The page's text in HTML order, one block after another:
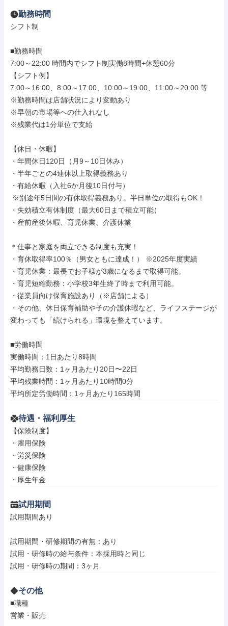
勤務時間
シフト制
■勤務時間
7:00～22:00 時間内でシフト制実働8時間+休憩60分
【シフト例】
7:00～16:00、8:00～17:00、10:00～19:00、11:00～20:00 等
※勤務時間は店舗状況により変動あり
※早朝の市場等への仕入れなし
※残業代は1分単位で支給
【休日・休暇】
・年間休日120日（月9～10日休み）
・半年ごとの4連休以上取得義務あり
・有給休暇（入社6か月後10日付与）
・失効積立有休制度（最大60日まで積立可能）
・産前産後休暇、育児休業、介護休業
＊仕事と家庭を両立できる制度も充実！
・育休取得率100％（男女ともに達成！） ※2025年度実績
・育児休業：最長でお子様が3歳になるまで取得可能。
・育児短縮勤務：小学校3年生終了時まで利用可能。
・従業員向け保育施設あり（※店舗による）
・その他、休日保育補助や子の介護休暇など、ライフステージが
変わっても「続けられる」環境を整えています。
■労働時間
実働時間：1日あたり8時間
平均勤務日数：1ヶ月あたり20日〜22日
平均残業時間：1ヶ月あたり10時間0分
平均所定労働時間：1ヶ月あたり165時間
待遇・福利厚生
【保険制度】
・雇用保険
・労災保険
・健康保険
・厚生年金
試用期間
試用期間あり
試用期間・研修期間の有無：あり
試用・研修時の給与条件：本採用時と同じ
試用・研修時の期間：3ヶ月
その他
■職種
営業・販売